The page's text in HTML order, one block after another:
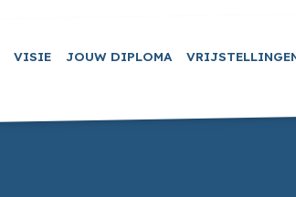
VISIE JOUW DIPLOMA